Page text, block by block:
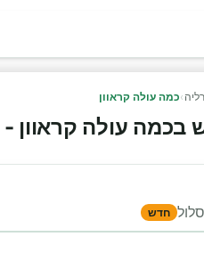
›כמה עולה קראוון
עולה קראוון -
חדש